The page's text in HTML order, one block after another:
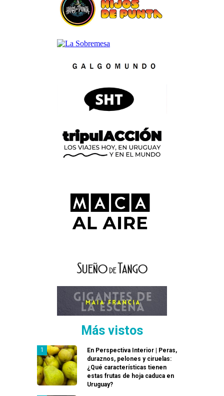
Más vistos
En Perspectiva Interior | Peras,
duraznos, pelones y ciruelas:
¿Qué características tienen
estas frutas de hoja caduca en
Uruguay?